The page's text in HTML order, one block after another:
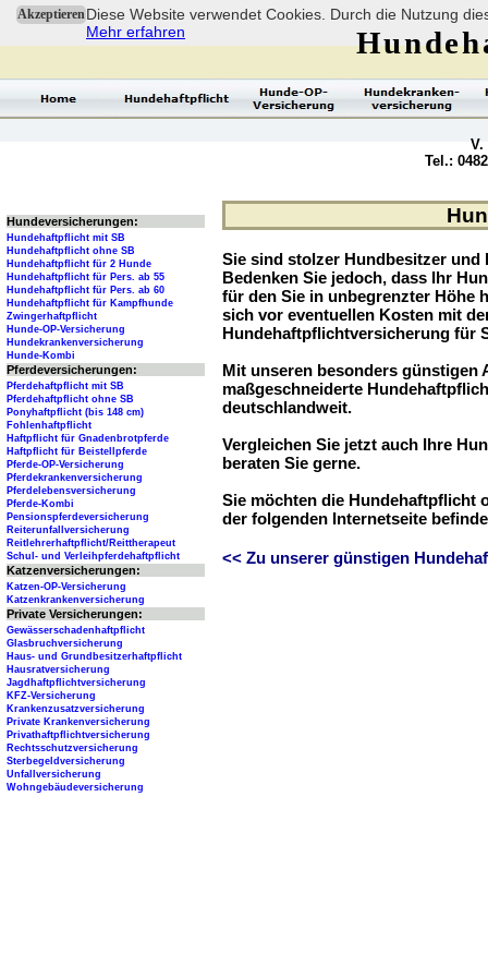
AkzeptierenDiese Website verwendet Cookies. Durch die Nutzung
Mehr erfahren
Sie sind stolzer Hundbesitzer und
Bedenken Sie jedoch, dass Ihr
für den Sie in unbegrenzter Höhe
sich vor eventuellen Kosten mit
Hundehaftpflichtversicherung für
Mit unseren besonders günstigen
maßgeschneiderte
deutschlandweit.
Vergleichen Sie jetzt auch Ihre
beraten Sie gerne.
Sie möchten die Hundehaftpflicht
der folgenden Internetseite
<< Zu unserer günstigen
V.
Tel.:
Hundeversicherungen:
Hundehaftpflicht mit SB
Hundehaftpflicht ohne SB
Hundehaftpflicht für 2 Hunde
Hundehaftpflicht für Pers. ab 55
Hundehaftpflicht für Pers. ab 60
Hundehaftpflicht für Kampfhunde
Zwingerhaftpflicht
Hunde-OP-Versicherung
Hundekrankenversicherung
Hunde-Kombi
Pferdeversicherungen:
Pferdehaftpflicht mit SB
Pferdehaftpflicht ohne SB
Ponyhaftpflicht (bis 148 cm)
Fohlenhaftpflicht
Haftpflicht für Gnadenbrotpferde
Haftpflicht für Beistellpferde
Pferde-OP-Versicherung
Pferdekrankenversicherung
Pferdelebensversicherung
Pferde-Kombi
Pensionspferdeversicherung
Reiterunfallversicherung
Reitlehrerhaftpflicht/Reittherapeut
Schul- und Verleihpferdehaftpflicht
Katzenversicherungen:
Katzen-OP-Versicherung
Katzenkrankenversicherung
Private Versicherungen:
Gewässerschadenhaftpflicht
Glasbruchversicherung
Haus- und Grundbesitzerhaftpflicht
Hausratversicherung
Jagdhaftpflichtversicherung
KFZ-Versicherung
Krankenzusatzversicherung
Private Krankenversicherung
Privathaftpflichtversicherung
Rechtsschutzversicherung
Sterbegeldversicherung
Unfallversicherung
Wohngebäudeversicherung